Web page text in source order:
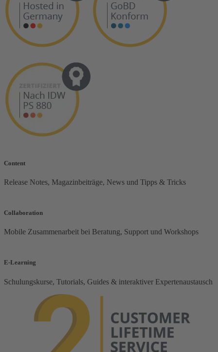
Content
Release Notes, Magazinbeiträge, News und Tipps & Tricks
Collaboration
Mobile Zusammenarbeit bei Beratung, Support und Workshops
E-Learning
Schulungskurse, Tutorials, Guides & interaktiver Expertenaustausch